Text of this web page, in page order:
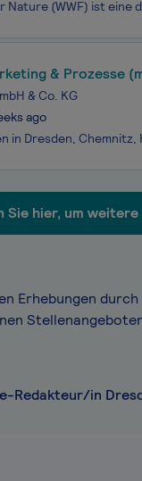
& Prozesse
& Co. KG
ago
Sie hier, um
Erhebungen
Redakteur/in